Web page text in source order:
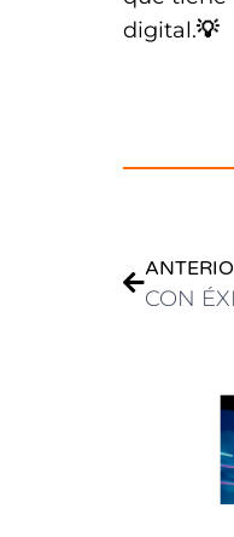
digital.💡